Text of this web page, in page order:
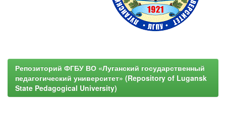
Репозиторий ФГБУ ВО «Луганский государственный
педагогический университет» (Repository of Lugansk
State Pedagogical University)